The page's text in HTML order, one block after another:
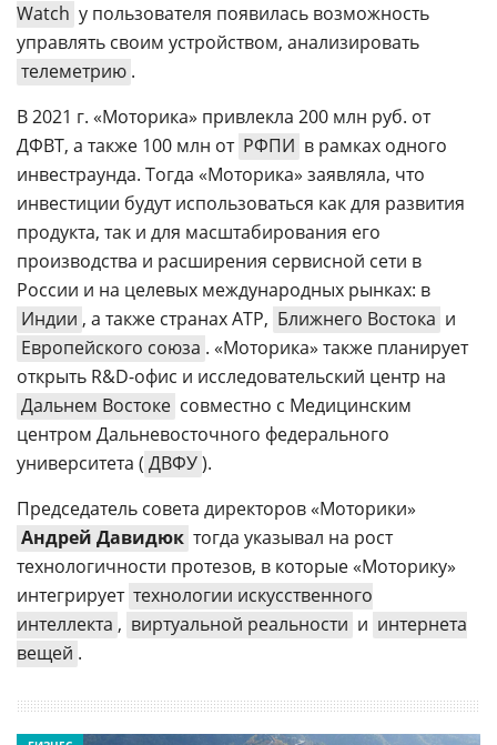
Watch у пользователя появилась возможность
управлять своим устройством, анализировать
телеметрию .
В 2021 г. «Моторика» привлекла 200 млн руб. от
ДФВТ, а также 100 млн от РФПИ в рамках одного
инвестраунда. Тогда «Моторика» заявляла, что
инвестиции будут использоваться как для развития
продукта, так и для масштабирования его
производства и расширения сервисной сети в
России и на целевых международных рынках: в
Индии , а также странах АТР, Ближнего Востока и
Европейского союза . «Моторика» также планирует
открыть R&D-офис и исследовательский центр на
Дальнем Востоке совместно с Медицинским
центром Дальневосточного федерального
университета ( ДВФУ).
Председатель совета директоров «Моторики»
Андрей Давидюк тогда указывал на рост
технологичности протезов, в которые «Моторику»
интегрирует технологии искусственного
интеллекта , виртуальной реальности и интернета
вещей .